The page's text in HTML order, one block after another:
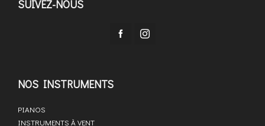
SUIVEZ-NOUS
NOS INSTRUMENTS
PIANOS
INSTRUMENTS À VENT